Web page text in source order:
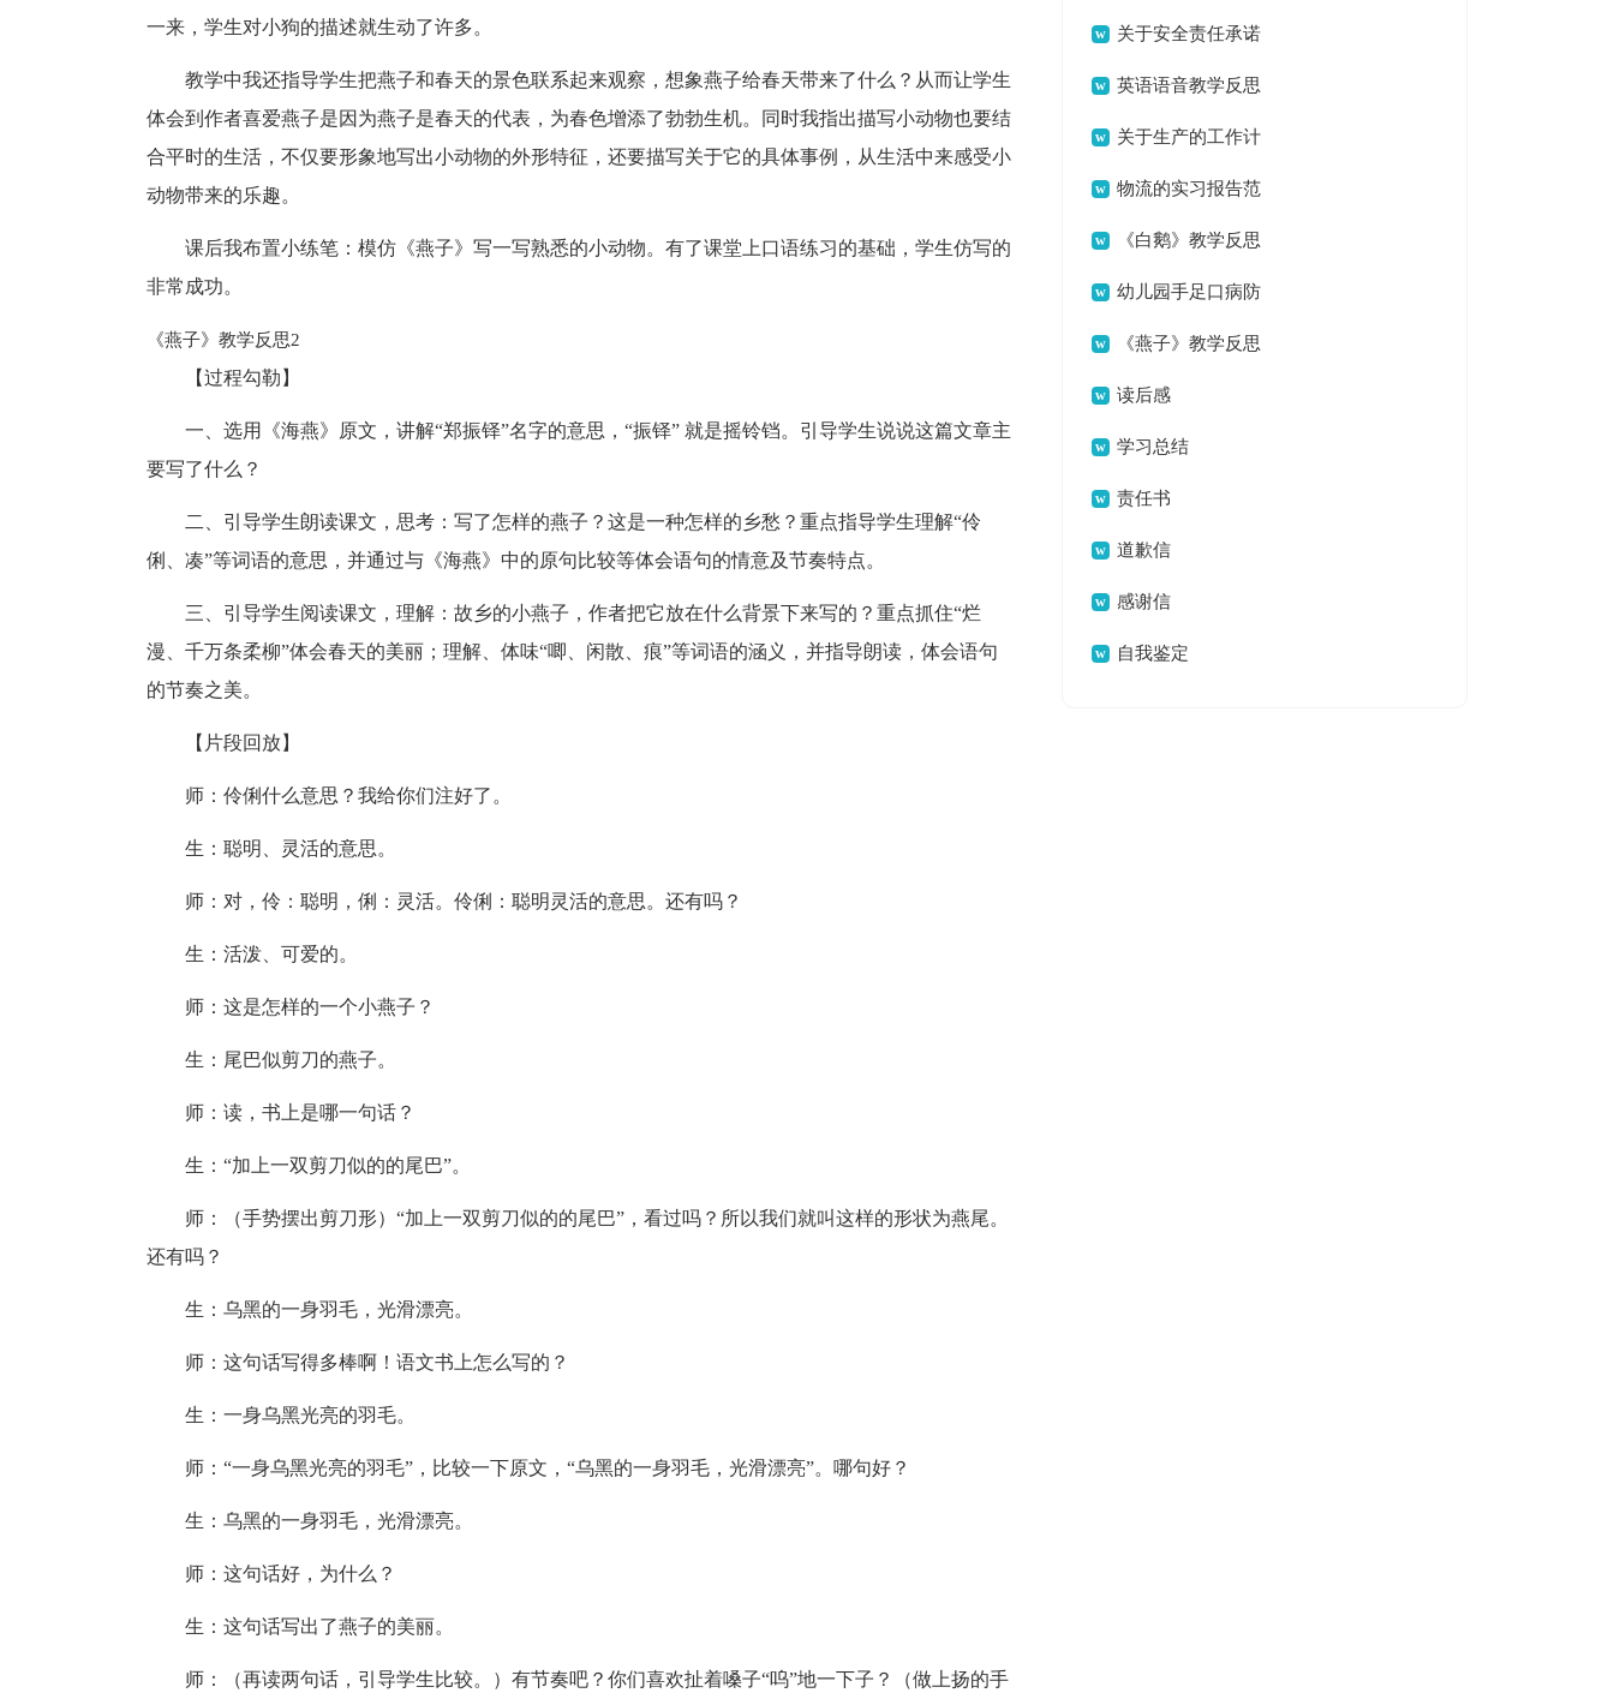
一来，学生对小狗的描述就生动了许多。
教学中我还指导学生把燕子和春天的景色联系起来观察，想象燕子给春天带来了什么？从而让学生
体会到作者喜爱燕子是因为燕子是春天的代表，为春色增添了勃勃生机。同时我指出描写小动物也要结
合平时的生活，不仅要形象地写出小动物的外形特征，还要描写关于它的具体事例，从生活中来感受小
动物带来的乐趣。
课后我布置小练笔：模仿《燕子》写一写熟悉的小动物。有了课堂上口语练习的基础，学生仿写的
非常成功。
《燕子》教学反思2
【过程勾勒】
一、选用《海燕》原文，讲解“郑振铎”名字的意思，“振铎” 就是摇铃铛。引导学生说说这篇文章主
要写了什么？
二、引导学生朗读课文，思考：写了怎样的燕子？这是一种怎样的乡愁？重点指导学生理解“伶
俐、凑”等词语的意思，并通过与《海燕》中的原句比较等体会语句的情意及节奏特点。
三、引导学生阅读课文，理解：故乡的小燕子，作者把它放在什么背景下来写的？重点抓住“烂
漫、千万条柔柳”体会春天的美丽；理解、体味“唧、闲散、痕”等词语的涵义，并指导朗读，体会语句
的节奏之美。
【片段回放】
师：伶俐什么意思？我给你们注好了。
生：聪明、灵活的意思。
师：对，伶：聪明，俐：灵活。伶俐：聪明灵活的意思。还有吗？
生：活泼、可爱的。
师：这是怎样的一个小燕子？
生：尾巴似剪刀的燕子。
师：读，书上是哪一句话？
生：“加上一双剪刀似的的尾巴”。
师：（手势摆出剪刀形）“加上一双剪刀似的的尾巴”，看过吗？所以我们就叫这样的形状为燕尾。
还有吗？
生：乌黑的一身羽毛，光滑漂亮。
师：这句话写得多棒啊！语文书上怎么写的？
生：一身乌黑光亮的羽毛。
师：“一身乌黑光亮的羽毛”，比较一下原文，“乌黑的一身羽毛，光滑漂亮”。哪句好？
生：乌黑的一身羽毛，光滑漂亮。
师：这句话好，为什么？
生：这句话写出了燕子的美丽。
师：（再读两句话，引导学生比较。）有节奏吧？你们喜欢扯着嗓子“呜”地一下子？（做上扬的手
稿12篇关于安全责任承诺
书范文8篇
英语语音教学反思
关于生产的工作计
划8篇物流的实习报告范
文汇总7篇
《白鹅》教学反思
幼儿园手足口病防
控工作方案
《燕子》教学反思
集锦15篇
读后感
学习总结
责任书
道歉信
感谢信
自我鉴定